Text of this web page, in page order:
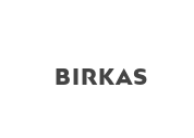
BIRKAS